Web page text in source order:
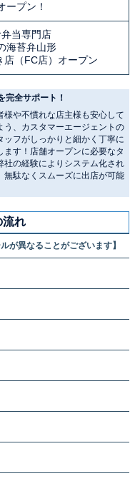
ープン！
弁当専門店
海苔弁山形
店（FC店）オープン
完全サポート！
様や不慣れな店主様も安心して
う、カスタマーエージェントの
ッフがしっかりと細かく丁寧に
ます！店舗オープンに必要なタ
社の経験によりシステム化され
無駄なくスムーズに出店が可能
談の流れ
異なることがございます】